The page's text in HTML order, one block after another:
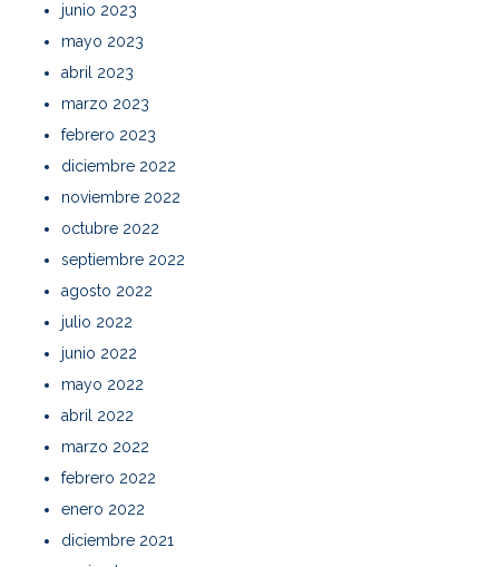
junio 2023
mayo 2023
abril 2023
marzo 2023
febrero 2023
diciembre 2022
noviembre 2022
octubre 2022
septiembre 2022
agosto 2022
julio 2022
junio 2022
mayo 2022
abril 2022
marzo 2022
febrero 2022
enero 2022
diciembre 2021